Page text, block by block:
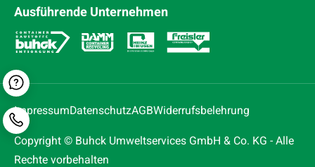
Kontaktformular
Telefonnummer
Ausführende Unternehmen
ImpressumDatenschutzAGBWiderrufsbelehrung
Copyright © Buhck Umweltservices GmbH & Co. KG - Alle
Rechte vorbehalten